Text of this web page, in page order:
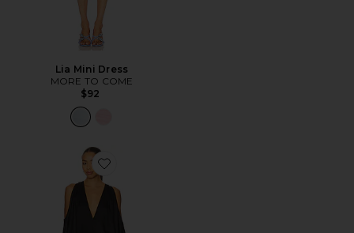
Lia Mini Dress
MORE TO COME
$92
Favorite The Saroja Mini Dress